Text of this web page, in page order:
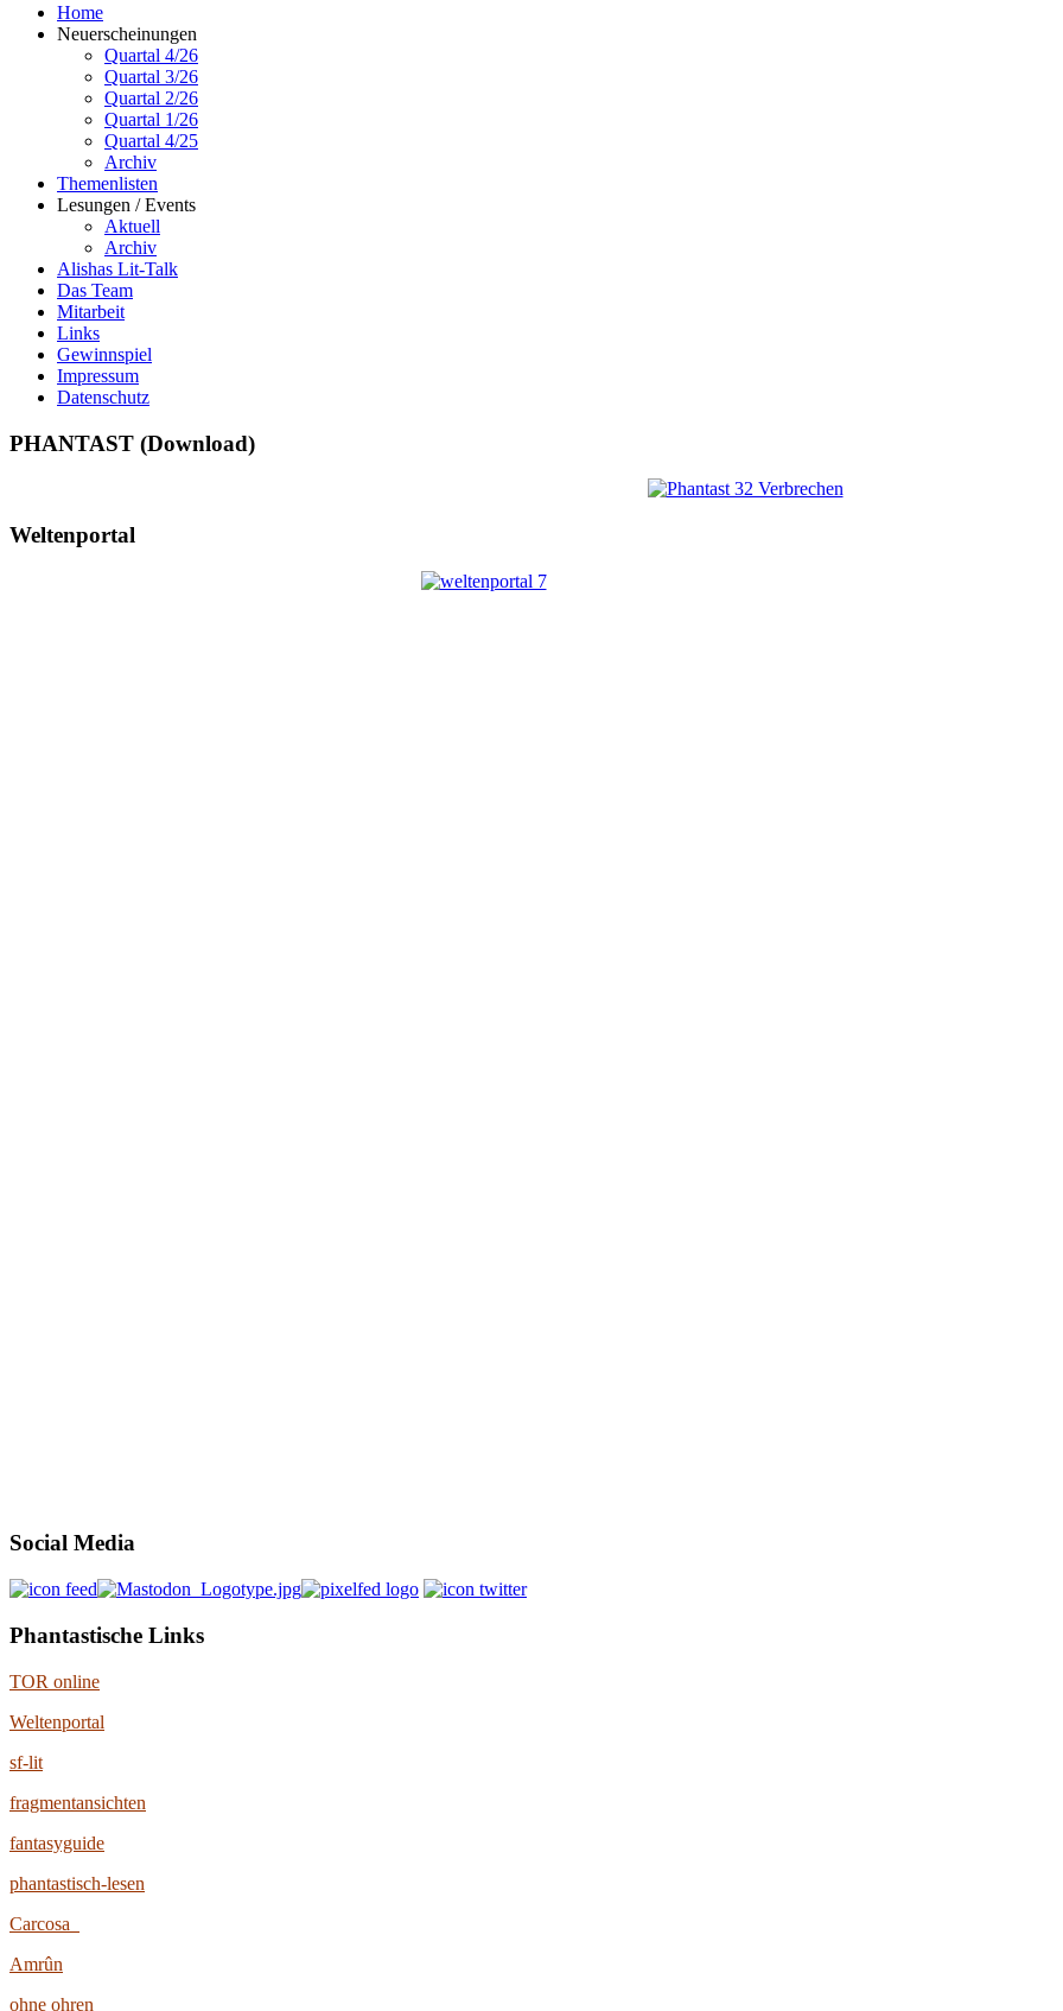
Home
Neuerscheinungen
Quartal 4/26
Quartal 3/26
Quartal 2/26
Quartal 1/26
Quartal 4/25
Archiv
Themenlisten
Lesungen / Events
Aktuell
Archiv
Alishas Lit-Talk
Das Team
Mitarbeit
Links
Gewinnspiel
Impressum
Datenschutz
PHANTAST (Download)
Weltenportal
Social Media
Phantastische Links
TOR online
Weltenportal
sf-lit
fragmentansichten
fantasyguide
phantastisch-lesen
Carcosa
Amrûn
ohne ohren